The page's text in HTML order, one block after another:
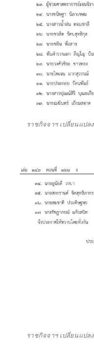
ราชกิจจาฯ เปลี่ยนแปล
ราชกิจจาฯ เปลี่ยนแปล